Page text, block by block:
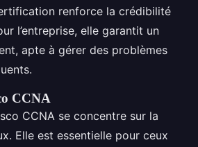
renforce la crédibilité
l’entreprise, elle garantit un
apte à gérer des problèmes
CCNA
CCNA se concentre sur la
Elle est essentielle pour ceux